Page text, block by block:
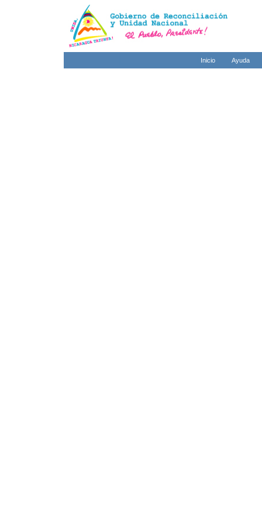
Inicio Ayuda